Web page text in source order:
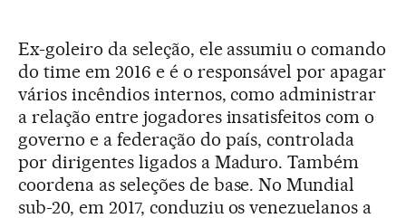
Ex-goleiro da seleção, ele assumiu o comando
do time em 2016 e é o responsável por apagar
vários incêndios internos, como administrar
a relação entre jogadores insatisfeitos com o
governo e a federação do país, controlada
por dirigentes ligados a Maduro. Também
coordena as seleções de base. No Mundial
sub-20, em 2017, conduziu os venezuelanos a